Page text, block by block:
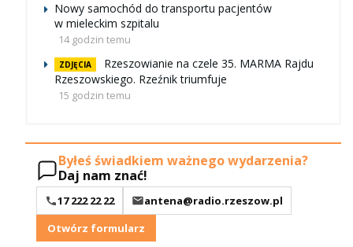
Nowy samochód do transportu pacjentów
w mieleckim szpitalu
14 godzin temu
ZDJĘCIA
Rzeszowianie na czele 35. MARMA Rajdu
Rzeszowskiego. Rzeźnik triumfuje
15 godzin temu
Byłeś świadkiem ważnego wydarzenia?
Daj nam znać!
17 222 22 22
antena@radio.rzeszow.pl
Otwórz formularz